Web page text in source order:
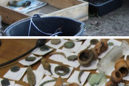
5.jpg